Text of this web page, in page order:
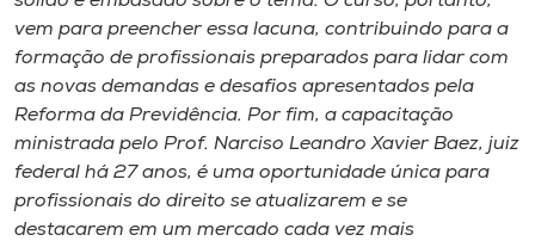
vem para preencher essa lacuna, contribuindo para a
formação de profissionais preparados para lidar com
as novas demandas e desafios apresentados pela
Reforma da Previdência. Por fim, a capacitação
ministrada pelo Prof. Narciso Leandro Xavier Baez, juiz
federal há 27 anos, é uma oportunidade única para
profissionais do direito se atualizarem e se
destacarem em um mercado cada vez mais